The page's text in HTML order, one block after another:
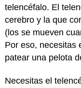
telencéfalo. El
cerebro y la que
(los se mueven
Por eso, necesitas
patear una pelota
Necesitas el